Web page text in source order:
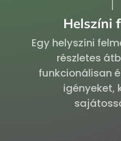
Helszíni
Egy helyszíni
részletes
funkcionálisan
igényeket,